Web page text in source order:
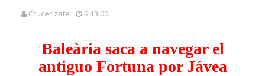
Crucerízate 9:13:00
Baleària saca a navegar el
antiguo Fortuna por Jávea